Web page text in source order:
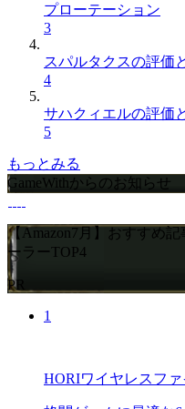
プローテーション
3
スパルタクスの評価
4
サハクィエルの評価
5
もっとみる
GameWithからのお知らせ
【Amazon7月】おすすめ
ーラーTOP4
PR
1
HORIワイヤレスフ